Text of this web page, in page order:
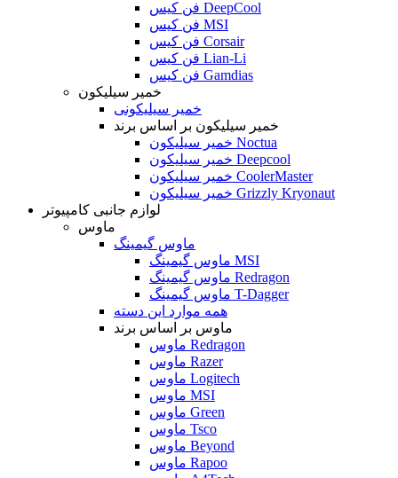
فن کیس DeepCool
فن کیس MSI
فن کیس Corsair
فن کیس Lian-Li
فن کیس Gamdias
خمیر سیلیکون
خمیر سیلیکونی
خمیر سیلیکون بر اساس برند
خمیر سیلیکون Noctua
خمیر سیلیکون Deepcool
خمیر سیلیکون CoolerMaster
خمیر سیلیکون Grizzly Kryonaut
لوازم جانبی کامپیوتر
ماوس
ماوس گیمینگ
ماوس گیمینگ MSI
ماوس گیمینگ Redragon
ماوس گیمینگ T-Dagger
همه موارد این دسته
ماوس بر اساس برند
ماوس Redragon
ماوس Razer
ماوس Logitech
ماوس MSI
ماوس Green
ماوس Tsco
ماوس Beyond
ماوس Rapoo